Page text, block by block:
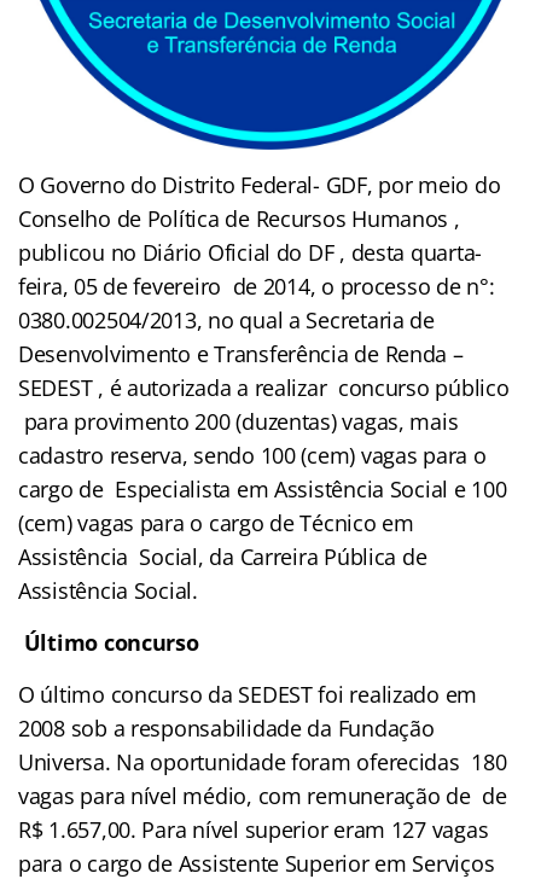
O Governo do Distrito Federal- GDF, por meio do
Conselho de Política de Recursos Humanos ,
publicou no Diário Oficial do DF , desta quarta-
feira, 05 de fevereiro de 2014, o processo de n°:
0380.002504/2013, no qual a Secretaria de
Desenvolvimento e Transferência de Renda –
SEDEST , é autorizada a realizar concurso público
para provimento 200 (duzentas) vagas, mais
cadastro reserva, sendo 100 (cem) vagas para o
cargo de Especialista em Assistência Social e 100
(cem) vagas para o cargo de Técnico em
Assistência Social, da Carreira Pública de
Assistência Social.
Último concurso
O último concurso da SEDEST foi realizado em
2008 sob a responsabilidade da Fundação
Universa. Na oportunidade foram oferecidas 180
vagas para nível médio, com remuneração de de
R$ 1.657,00. Para nível superior eram 127 vagas
para o cargo de Assistente Superior em Serviços